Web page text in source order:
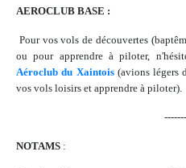
AEROCLUB BASE :
Pour vos vols de découvertes
ou pour apprendre à piloter,
Aéroclub du Xaintois(avions légers
vos vols loisirs et apprendre à piloter).
NOTAMS :